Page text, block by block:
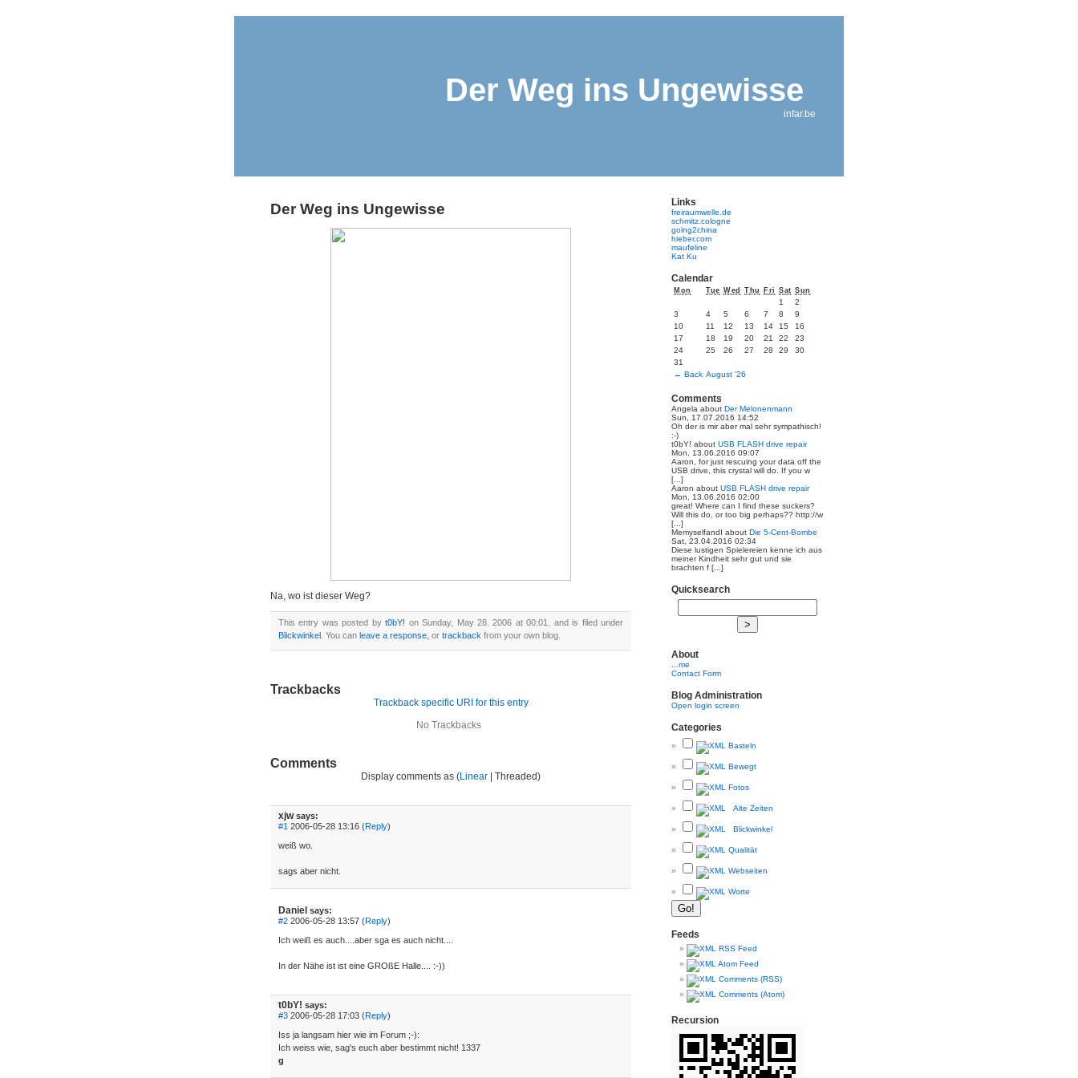
Der Weg ins Ungewisse
infar.be
Der Weg ins Ungewisse
Na, wo ist dieser Weg?
This entry was posted byt0bY! on Sunday, May 28. 2006 at 00:01. and is filed under
Blickwinkel . You can leave a response , or trackback from your own blog.
Trackbacks
Trackback specific URI for this entry
No Trackbacks
Comments
Display comments as (Linear | Threaded)
xjwsays:
#1 2006-05-28 13:16 (Reply)
weiß wo.
sags aber nicht.
Daniel says:
#2 2006-05-28 13:57 (Reply)
Ich weiß es auch....aber sga es auch nicht....
In der Nähe ist ist eine GROßE Halle.... :-))
t0bY! says:
#3 2006-05-28 17:03 (Reply)
Iss ja langsam hier wie im Forum ;-):
Ich weiss wie, sag's euch aber bestimmt nicht! 1337
g
Links
freiraumwelle.de
schmitz.cologne
going2china
hieber.com
maufeline
Kat Ku
Calendar
Mon Tue Wed Thu Fri Sat Sun
← Back August '26
1
2
3
4 5 6 7 8
9
10
11 12 13 14 15
16
17
18 19 20 21 22
23
24
25 26 27 28 29
30
31
Comments
Angela about Der Melonenmann
Sun, 17.07.2016 14:52
Oh der is mir aber mal sehr sympathisch!
:-)
t0bY! about USB FLASH drive repair
Mon, 13.06.2016 09:07
Aaron, for just rescuing your data off the
USB drive, this crystal will do. If you w
[...]
Aaron about USB FLASH drive repair
Mon, 13.06.2016 02:00
great! Where can I find these suckers?
Will this do, or too big perhaps?? http://w
[...]
MemyselfandI about Die 5-Cent-Bombe
Sat, 23.04.2016 02:34
Diese lustigen Spielereien kenne ich aus
meiner Kindheit sehr gut und sie
brachten f [...]
Quicksearch
About
...me
Contact Form
Blog Administration
Open login screen
Categories
Basteln
Bewegt
Fotos
Alte Zeiten
Blickwinkel
Qualität
Webseiten
Worte
Feeds
RSS Feed
Atom Feed
Comments (RSS)
Comments (Atom)
Recursion